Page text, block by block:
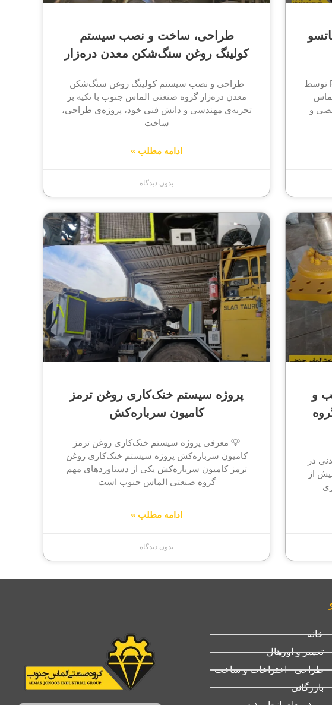
تعمیرات اساسی استیک بیل کوماتسو PC800 توسط
و
طراحی، ساخت و نصب سیستم
کولینگ روغن سنگ‌شکن معدن دره‌زار
طراحی و نصب سیستم کولینگ روغن سنگ‌شکن
معدن دره‌زار گروه صنعتی الماس جنوب با تکیه بر
تجربه‌ی مهندسی و دانش فنی خود، پروژه‌ی طراحی،
ساخت
ادامه مطلب »
بدون دیدگاه
و
در
از
پروژه سیستم خنک‌کاری روغن ترمز
کامیون سرباره‌کش
💡 معرفی پروژه سیستم خنک‌کاری روغن ترمز
کامیون سرباره‌کش پروژه سیستم خنک‌کاری روغن
ترمز کامیون سرباره‌کش یکی از دستاوردهای مهم
گروه صنعتی الماس جنوب است
ادامه مطلب »
بدون دیدگاه
خانه
تعمیر و اورهال
طراحی - اختراعات و ساخت
بازرگانی